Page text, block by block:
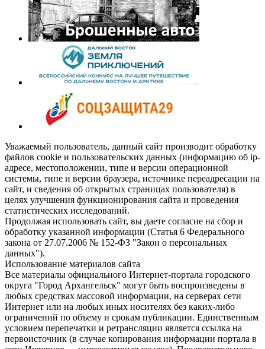
Уважаемый пользователь, данный сайт производит обработку
файлов cookie и пользовательских данных (информацию об ip-
адресе, местоположении, типе и версии операционной
системы, типе и версии браузера, источнике переадресации на
сайт, и сведения об открытых страницах пользователя) в
целях улучшения функционирования сайта и проведения
статистических исследований.
Продолжая использовать сайт, вы даете согласие на сбор и
обработку указанной информации (Статья 6 Федерального
закона от 27.07.2006 № 152-ФЗ "Закон о персональных
данных").
Использование материалов сайта
Все материалы официального Интернет-портала городского
округа "Город Архангельск" могут быть воспроизведены в
любых средствах массовой информации, на серверах сети
Интернет или на любых иных носителях без каких-либо
ограничений по объему и срокам публикации. Единственным
условием перепечатки и ретрансляции является ссылка на
первоисточник (в случае копирования информации портала в